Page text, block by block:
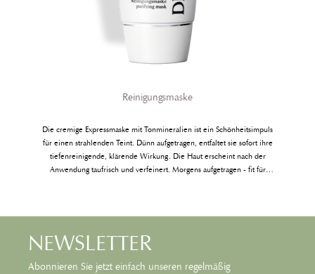
Reinigungsmaske
Die cremige Expressmaske mit Tonmineralien ist ein Schönheitsimpuls
für einen strahlenden Teint. Dünn aufgetragen, entfaltet sie sofort ihre
tiefenreinigende, klärende Wirkung. Die Haut erscheint nach der
Anwendung taufrisch und verfeinert. Morgens aufgetragen - fit für
NEWSLETTER
Abonnieren Sie jetzt einfach unseren regelmäßig